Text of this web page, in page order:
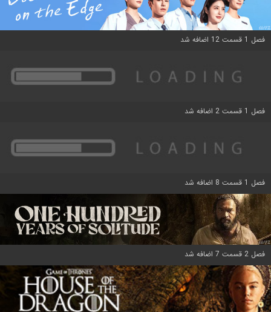
فصل 1 قسمت 12 اضافه شد
فصل 1 قسمت 2 اضافه شد
فصل 1 قسمت 8 اضافه شد
فصل 2 قسمت 7 اضافه شد